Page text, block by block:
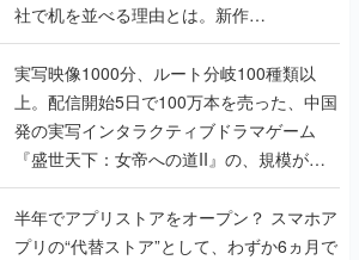
社で机を並べる理由とは。新作
『TATSUJIN EXTREME』で初タッグを組
んだレジェンド2人に訊く開発秘話
実写映像1000分、ルート分岐100種類以
上。配信開始5日で100万本を売った、中国
発の実写インタラクティブドラマゲーム
『盛世天下：女帝への道II』の、規模が違
うこだわりをプロデューサーに聞いた
半年でアプリストアをオープン？ スマホア
プリの“代替ストア”として、わずか6ヵ月で